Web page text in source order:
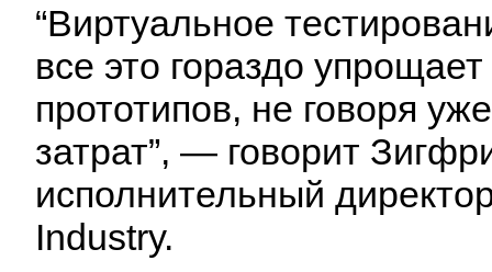
“Виртуальное
все это гораздо
прототипов, не говоря
затрат”, — говорит
исполнительный
Industry.